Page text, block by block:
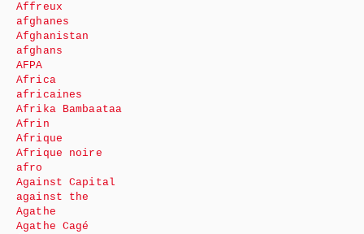
Affreux
afghanes
Afghanistan
afghans
AFPA
Africa
africaines
Afrika Bambaataa
Afrin
Afrique
Afrique noire
afro
Against Capital
against the
Agathe
Agathe Cagé